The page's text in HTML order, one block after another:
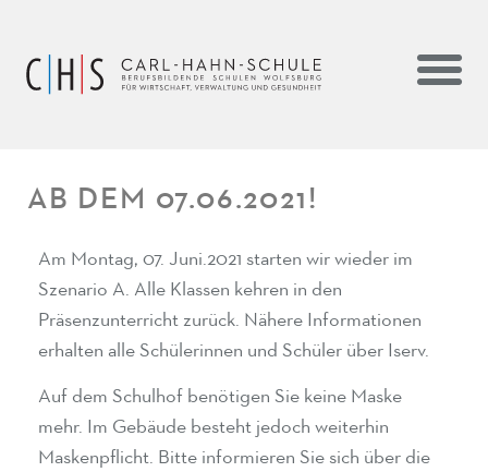
AB DEM 07.06.2021!
Am Montag, 07. Juni.2021 starten wir wieder im
Szenario A. Alle Klassen kehren in den
Präsenzunterricht zurück. Nähere Informationen
erhalten alle Schülerinnen und Schüler über Iserv.
Auf dem Schulhof benötigen Sie keine Maske
mehr. Im Gebäude besteht jedoch weiterhin
Maskenpflicht. Bitte informieren Sie sich über die